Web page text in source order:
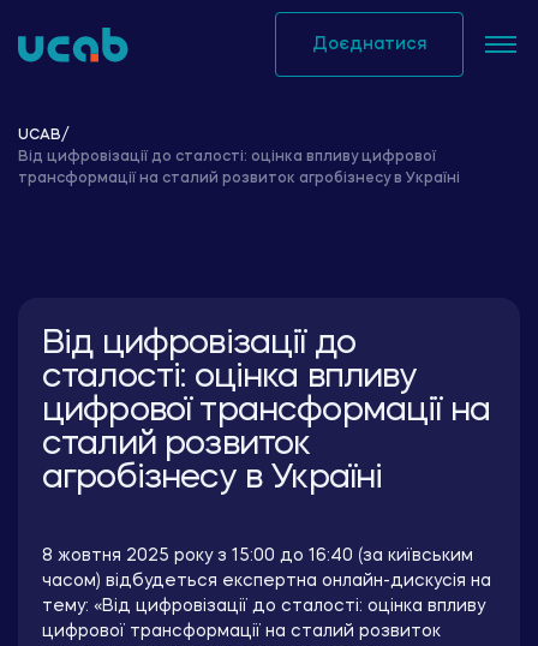
to
Доєднатися
UCAB/
Від цифровізації до сталості: оцінка впливу цифрової
трансформації на сталий розвиток агробізнесу в Україні
Від цифровізації до
сталості: оцінка впливу
цифрової трансформації на
сталий розвиток
агробізнесу в Україні
8 жовтня 2025 року з 15:00 до 16:40 (за київським
часом) відбудеться експертна онлайн-дискусія на
тему: «Від цифровізації до сталості: оцінка впливу
цифрової трансформації на сталий розвиток